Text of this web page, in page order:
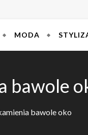
MODA
bawole
bawole oko